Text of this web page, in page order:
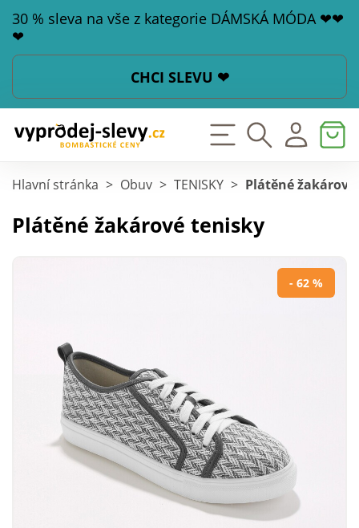
30 % sleva na vše z kategorie DÁMSKÁ MÓDA ❤❤
❤
CHCI SLEVU ❤
Hlavní stránka > Obuv > TENISKY > Plátěné
Plátěné žakárové tenisky
- 62 %